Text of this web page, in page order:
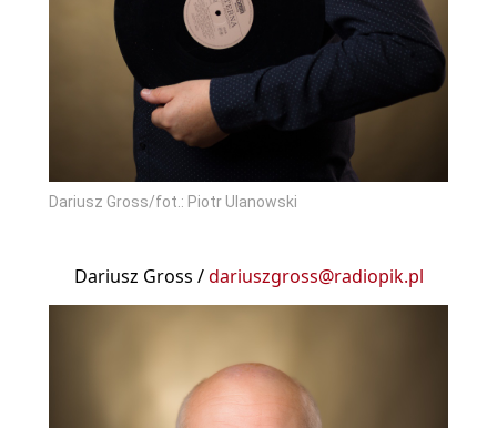
Dariusz Gross/fot.: Piotr Ulanowski
Dariusz Gross /dariuszgross@radiopik.pl